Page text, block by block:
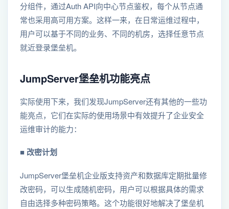
分组件，通过Auth API向中心节点鉴权，每个从节点通
常也采用高可用方案。这样一来，在日常运维过程中，
用户可以基于不同的业务、不同的机房，选择任意节点
就近登录堡垒机。
JumpServer堡垒机功能亮点
实际使用下来，我们发现JumpServer还有其他的一些功
能亮点，它们在实际的使用场景中有效提升了企业安全
运维审计的能力：
■ 改密计划
JumpServer堡垒机企业版支持资产和数据库定期批量修
改密码，可以生成随机密码，用户可以根据具体的需求
自由选择多种密码策略。这个功能很好地解决了堡垒机